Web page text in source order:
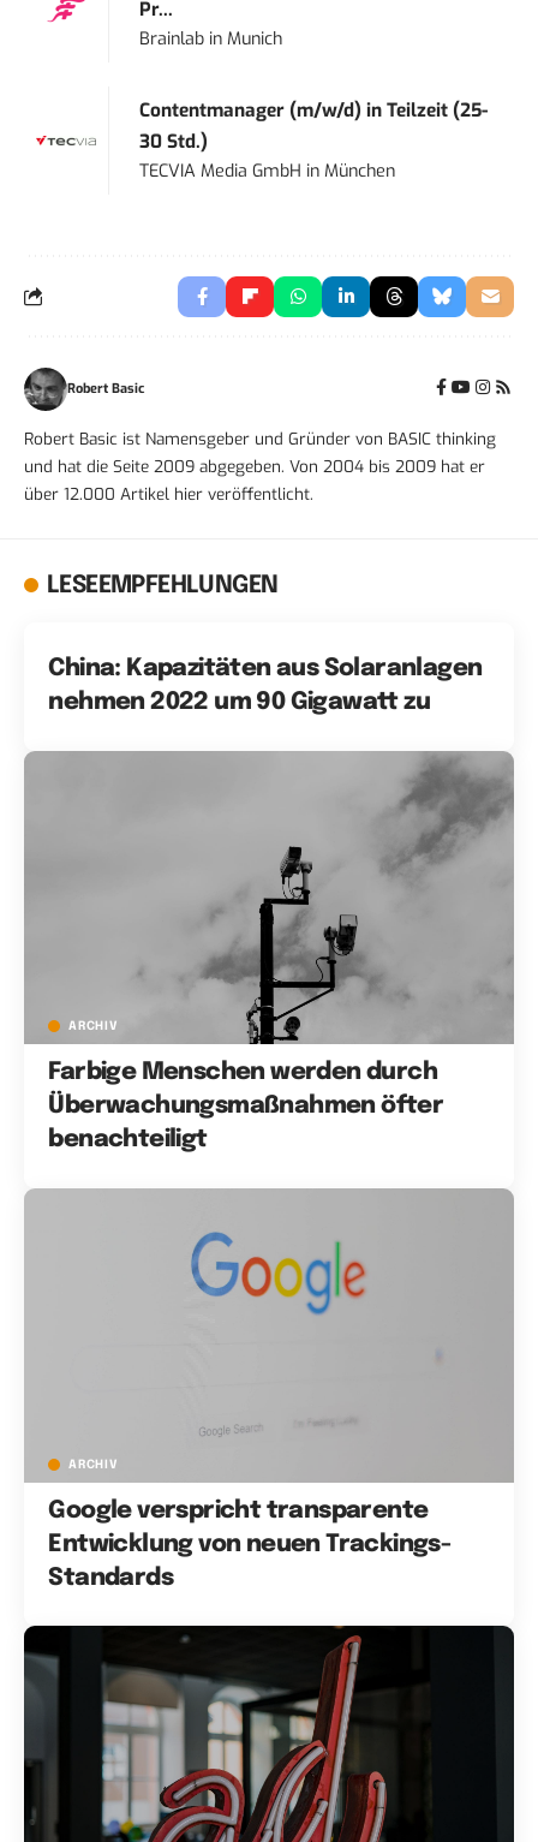
Pr...
Brainlab inMunich
Contentmanager (m/w/d) in Teilzeit (25-
30 Std.)
TECVIA Media GmbH inMünchen
Robert Basic
Robert Basic ist Namensgeber und Gründer von BASIC thinking
und hat die Seite 2009 abgegeben. Von 2004 bis 2009 hat er
über 12.000 Artikel hier veröffentlicht.
LESEEMPFEHLUNGEN
China: Kapazitäten aus Solaranlagen
nehmen 2022 um 90 Gigawatt zu
ARCHIV
Farbige Menschen werden durch
Überwachungsmaßnahmen öfter
benachteiligt
ARCHIV
Google verspricht transparente
Entwicklung von neuen Trackings-
Standards